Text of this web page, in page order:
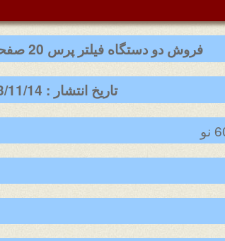
فروش دو دستگاه فیلتر پرس 20 صفحه نو در استان فارس
تاریخ انتشار : 1403/11/14